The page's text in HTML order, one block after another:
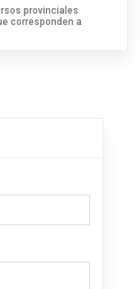
provinciales
corresponden a